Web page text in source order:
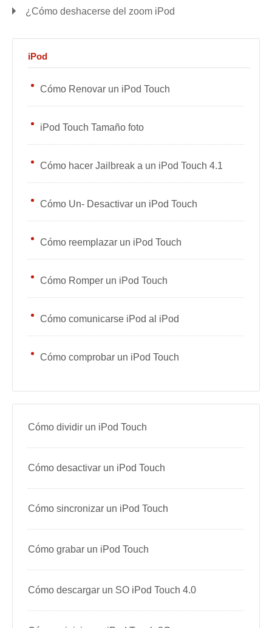
¿Cómo deshacerse del zoom iPod
iPod
Cómo Renovar un iPod Touch
iPod Touch Tamaño foto
Cómo hacer Jailbreak a un iPod Touch 4.1
Cómo Un- Desactivar un iPod Touch
Cómo reemplazar un iPod Touch
Cómo Romper un iPod Touch
Cómo comunicarse iPod al iPod
Cómo comprobar un iPod Touch
Cómo dividir un iPod Touch
Cómo desactivar un iPod Touch
Cómo sincronizar un iPod Touch
Cómo grabar un iPod Touch
Cómo descargar un SO iPod Touch 4.0